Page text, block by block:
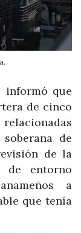
informó que
de cinco
de
de la
de entorno
a
que tenía